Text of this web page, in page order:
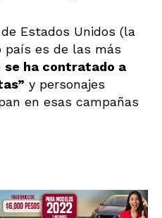
Estados Unidos (la
país es de las más
se ha contratado a
y personajes
en esas campañas